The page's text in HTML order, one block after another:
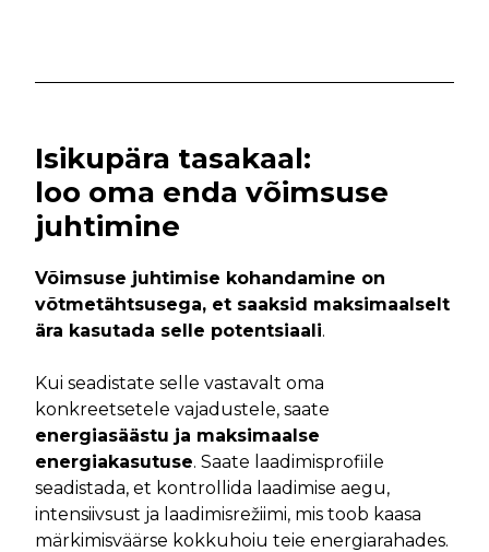
Isikupära tasakaal:
loo oma enda võimsuse
juhtimine
Võimsuse juhtimise kohandamine on
võtmetähtsusega, et saaksid maksimaalselt
ära kasutada selle potentsiaali.
Kui seadistate selle vastavalt oma
konkreetsetele vajadustele, saate
energiasäästu ja maksimaalse
energiakasutuse. Saate laadimisprofiile
seadistada, et kontrollida laadimise aegu,
intensiivsust ja laadimisrežiimi, mis toob kaasa
märkimisväärse kokkuhoiu teie energiarahades.